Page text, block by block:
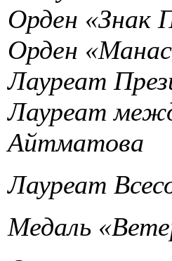
Орден «Знак
Орден
Лауреат
Лауреат
Айтматова
Лауреат
Медаль